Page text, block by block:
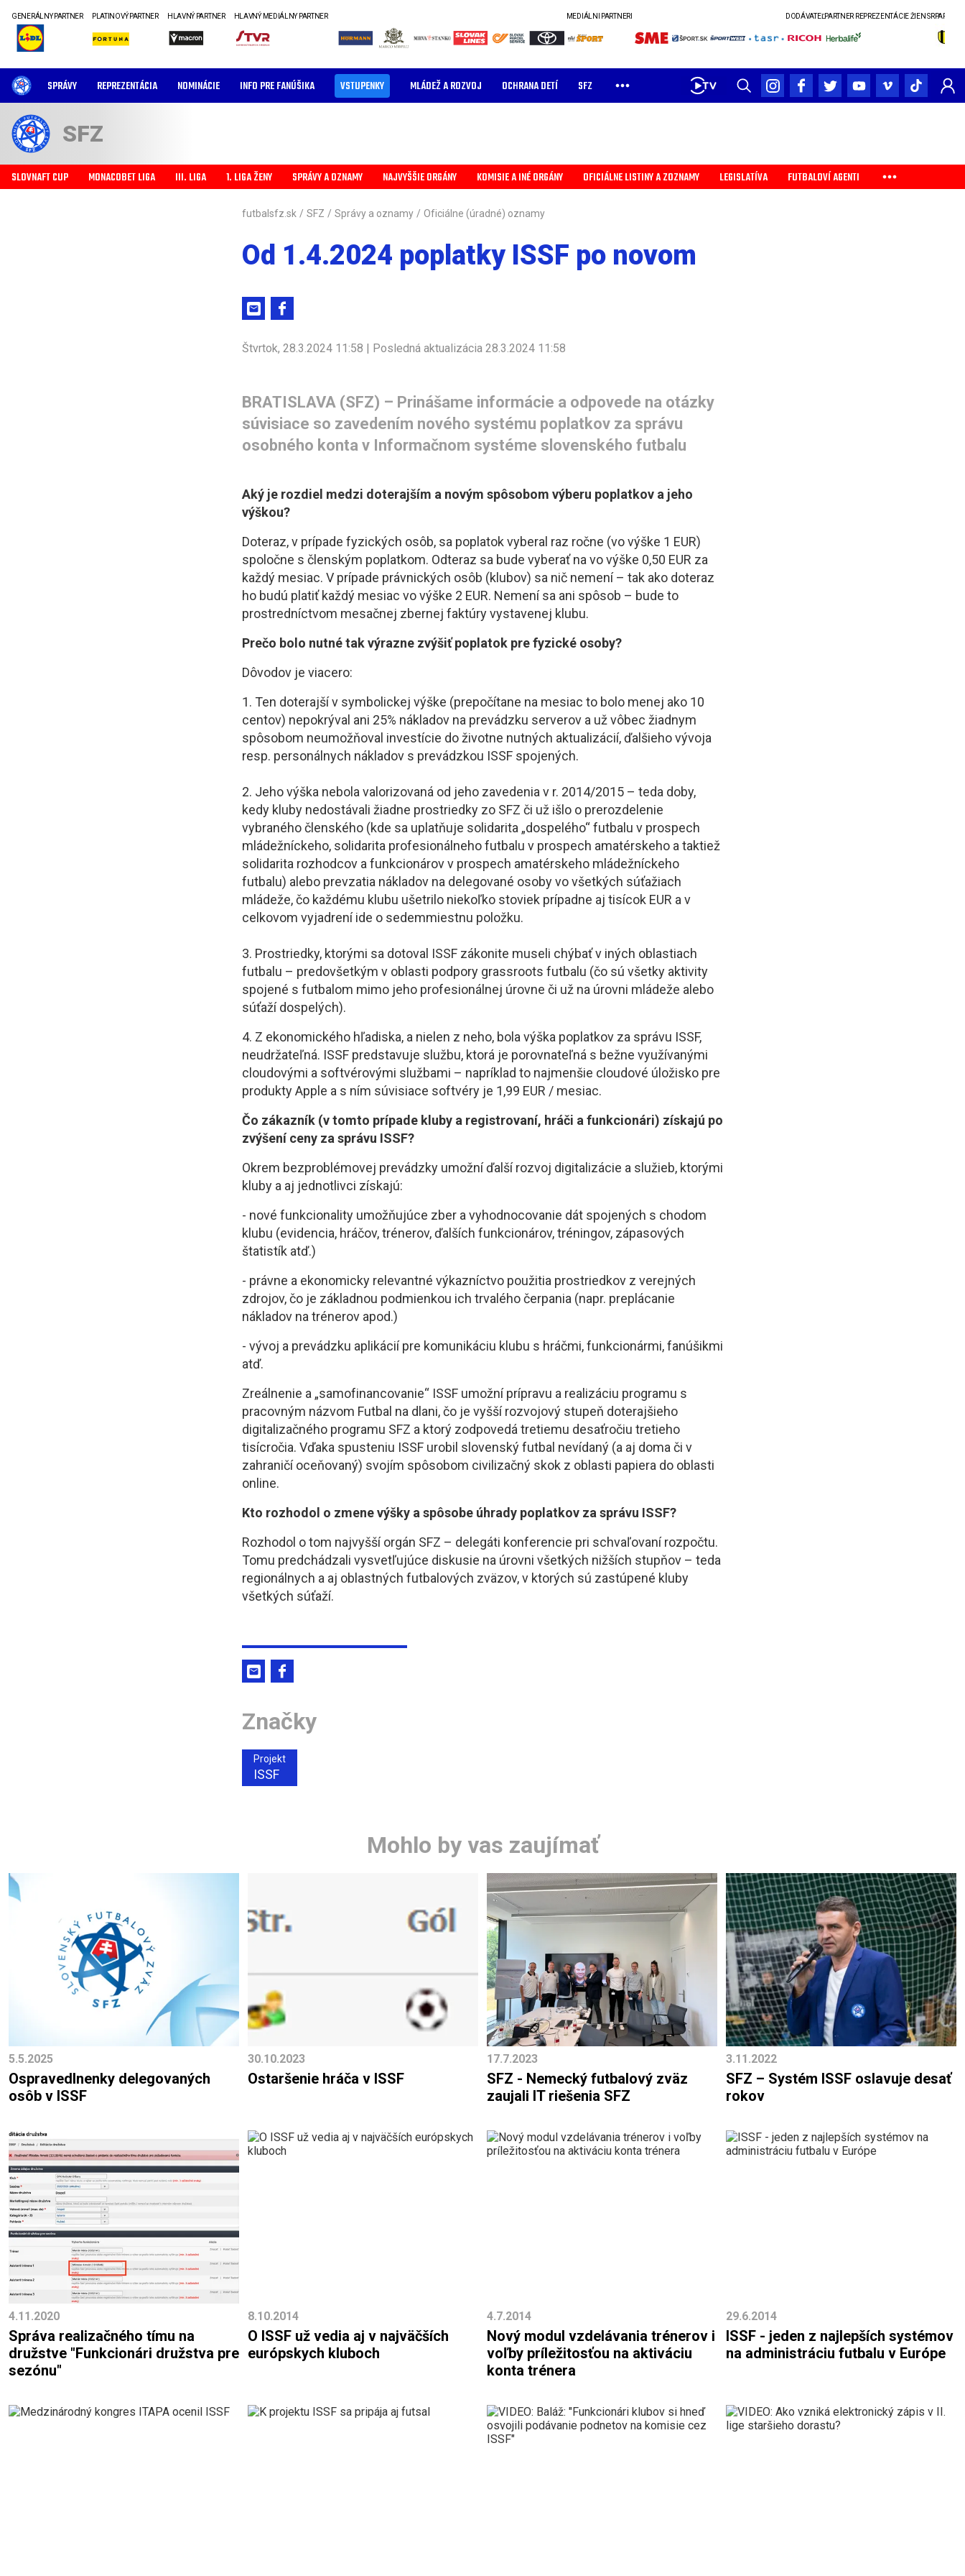
GENERÁLNY PARTNER PLATINOVÝ PARTNER HLAVNÝ PARTNER HLAVNÝ MEDIÁLNY PARTNER MEDIÁLNI PARTNERI PARTNER REPREZENTÁCIE ŽIEN SRPARTNER
SPRÁVY REPREZENTÁCIA NOMINÁCIE INFO PRE FANÚŠIKA VSTUPENKY MLÁDEŽ A ROZVOJ OCHRANA DETÍ SFZ
SFZ
SLOVNAFT CUP MONACOBET LIGA III. LIGA 1. LIGA ŽENY SPRÁVY A OZNAMY NAJVYŠŠIE ORGÁNY KOMISIE A INÉ ORGÁNY OFICIÁLNE LISTINY A ZOZNAMY LEGISLATÍVA FUTBALOVÍ AGENTI
futbalsfz.sk / SFZ / Správy a oznamy / Oficiálne (úradné) oznamy
Od 1.4.2024 poplatky ISSF po novom
Štvrtok, 28.3.2024 11:58 | Posledná aktualizácia 28.3.2024 11:58
BRATISLAVA (SFZ) – Prinášame informácie a odpovede na otázky
súvisiace so zavedením nového systému poplatkov za správu
osobného konta v Informačnom systéme slovenského futbalu
Aký je rozdiel medzi doterajším a novým spôsobom výberu poplatkov a jeho
výškou?
Doteraz, v prípade fyzických osôb, sa poplatok vyberal raz ročne (vo výške 1 EUR)
spoločne s členským poplatkom. Odteraz sa bude vyberať na vo výške 0,50 EUR za
každý mesiac. V prípade právnických osôb (klubov) sa nič nemení – tak ako doteraz
ho budú platiť každý mesiac vo výške 2 EUR. Nemení sa ani spôsob – bude to
prostredníctvom mesačnej zbernej faktúry vystavenej klubu.
Prečo bolo nutné tak výrazne zvýšiť poplatok pre fyzické osoby?
Dôvodov je viacero:
1. Ten doterajší v symbolickej výške (prepočítane na mesiac to bolo menej ako 10
centov) nepokrýval ani 25% nákladov na prevádzku serverov a už vôbec žiadnym
spôsobom neumožňoval investície do životne nutných aktualizácií, ďalšieho vývoja
resp. personálnych nákladov s prevádzkou ISSF spojených.
2. Jeho výška nebola valorizovaná od jeho zavedenia v r. 2014/2015 – teda doby,
kedy kluby nedostávali žiadne prostriedky zo SFZ či už išlo o prerozdelenie
vybraného členského (kde sa uplatňuje solidarita „dospelého“ futbalu v prospech
mládežníckeho, solidarita profesionálneho futbalu v prospech amatérskeho a taktiež
solidarita rozhodcov a funkcionárov v prospech amatérskeho mládežníckeho
futbalu) alebo prevzatia nákladov na delegované osoby vo všetkých súťažiach
mládeže, čo každému klubu ušetrilo niekoľko stoviek prípadne aj tisícok EUR a v
celkovom vyjadrení ide o sedemmiestnu položku.
3. Prostriedky, ktorými sa dotoval ISSF zákonite museli chýbať v iných oblastiach
futbalu – predovšetkým v oblasti podpory grassroots futbalu (čo sú všetky aktivity
spojené s futbalom mimo jeho profesionálnej úrovne či už na úrovni mládeže alebo
súťaží dospelých).
4. Z ekonomického hľadiska, a nielen z neho, bola výška poplatkov za správu ISSF,
neudržateľná. ISSF predstavuje službu, ktorá je porovnateľná s bežne využívanými
cloudovými a softvérovými službami – napríklad to najmenšie cloudové úložisko pre
produkty Apple a s ním súvisiace softvéry je 1,99 EUR / mesiac.
Čo zákazník (v tomto prípade kluby a registrovaní, hráči a funkcionári) získajú po
zvýšení ceny za správu ISSF?
Okrem bezproblémovej prevádzky umožní ďalší rozvoj digitalizácie a služieb, ktorými
kluby a aj jednotlivci získajú:
- nové funkcionality umožňujúce zber a vyhodnocovanie dát spojených s chodom
klubu (evidencia, hráčov, trénerov, ďalších funkcionárov, tréningov, zápasových
štatistík atď.)
- právne a ekonomicky relevantné výkazníctvo použitia prostriedkov z verejných
zdrojov, čo je základnou podmienkou ich trvalého čerpania (napr. preplácanie
nákladov na trénerov apod.)
- vývoj a prevádzku aplikácií pre komunikáciu klubu s hráčmi, funkcionármi, fanúšikmi
atď.
Zreálnenie a „samofinancovanie“ ISSF umožní prípravu a realizáciu programu s
pracovným názvom Futbal na dlani, čo je vyšší rozvojový stupeň doterajšieho
digitalizačného programu SFZ a ktorý zodpovedá tretiemu desaťročiu tretieho
tisícročia. Vďaka spusteniu ISSF urobil slovenský futbal nevídaný (a aj doma či v
zahraničí oceňovaný) svojím spôsobom civilizačný skok z oblasti papiera do oblasti
online.
Kto rozhodol o zmene výšky a spôsobe úhrady poplatkov za správu ISSF?
Rozhodol o tom najvyšší orgán SFZ – delegáti konferencie pri schvaľovaní rozpočtu.
Tomu predchádzali vysvetľujúce diskusie na úrovni všetkých nižších stupňov – teda
regionálnych a aj oblastných futbalových zväzov, v ktorých sú zastúpené kluby
všetkých súťaží.
Značky
Projekt
ISSF
Mohlo by vas zaujímať
5.5.2025
Ospravedlnenky delegovaných
osôb v ISSF
30.10.2023
Ostaršenie hráča v ISSF
17.7.2023
SFZ - Nemecký futbalový zväz
zaujali IT riešenia SFZ
3.11.2022
SFZ – Systém ISSF oslavuje desať
rokov
4.11.2020
Správa realizačného tímu na
družstve "Funkcionári družstva pre
sezónu"
8.10.2014
O ISSF už vedia aj v najväčších
európskych kluboch
4.7.2014
Nový modul vzdelávania trénerov i
voľby príležitosťou na aktiváciu
konta trénera
29.6.2014
ISSF - jeden z najlepších systémov
na administráciu futbalu v Európe